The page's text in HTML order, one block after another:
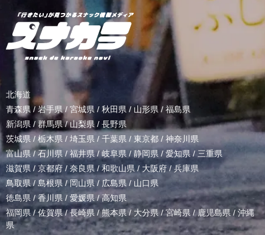
北海道
青森県 / 岩手県/ 宮城県 / 秋田県 / 山形県/ 福島県
新潟県 /群馬県/山梨県 / 長野県
茨城県 / 栃木県 / 埼玉県 / 千葉県 / 東京都 / 神奈川県
富山県 /石川県/福井県/岐阜県 / 静岡県 / 愛知県 / 三重県
滋賀県 / 京都府 / 奈良県 / 和歌山県/ 大阪府 /兵庫県
鳥取県/ 島根県 /岡山県/ 広島県 / 山口県
徳島県 /香川県 / 愛媛県/高知県
福岡県/佐賀県/長崎県 /熊本県/ 大分県/宮崎県 /鹿児島県 / 沖縄
県